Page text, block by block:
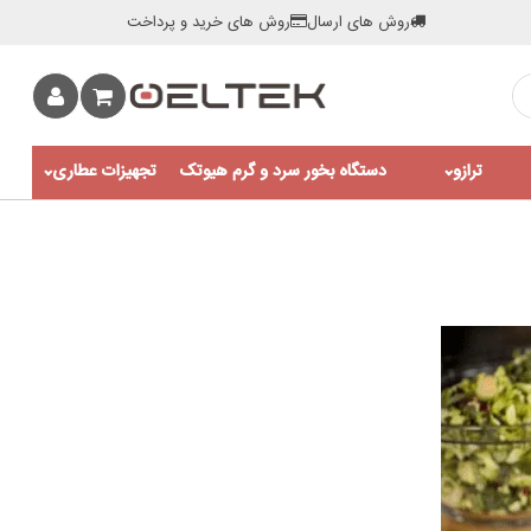
روش های ارسال روش های خرید و پرداخت
ترازو دستگاه بخور سرد و گرم هیوتک تجهیزات عطاری